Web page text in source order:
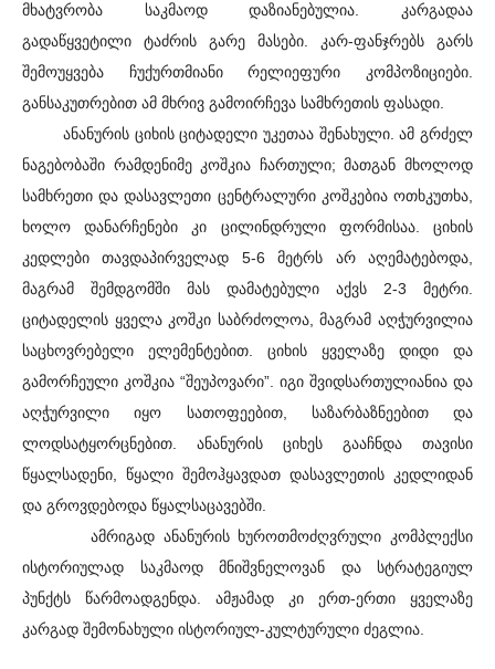
მხატვრობა საკმაოდ დაზიანებულია. კარგადაა
გადაწყვეტილი ტაძრის გარე მასები. კარ-ფანჯრებს გარს
შემოუყვება ჩუქურთმიანი რელიეფური კომპოზიციები.
განსაკუთრებით ამ მხრივ გამოირჩევა სამხრეთის ფასადი.
ანანურის ციხის ციტადელი უკეთაა შენახული. ამ გრძელ
ნაგებობაში რამდენიმე კოშკია ჩართული; მათგან მხოლოდ
სამხრეთი და დასავლეთი ცენტრალური კოშკებია ოთხკუთხა,
ხოლო დანარჩენები კი ცილინდრული ფორმისაა. ციხის
კედლები თავდაპირველად 5-6 მეტრს არ აღემატებოდა,
მაგრამ შემდგომში მას დამატებული აქვს 2-3 მეტრი.
ციტადელის ყველა კოშკი საბრძოლოა, მაგრამ აღჭურვილია
საცხოვრებელი ელემენტებით. ციხის ყველაზე დიდი და
გამორჩეული კოშკია “შეუპოვარი”. იგი შვიდსართულიანია და
აღჭურვილი იყო სათოფეებით, საზარბაზნეებით და
ლოდსატყორცნებით. ანანურის ციხეს გააჩნდა თავისი
წყალსადენი, წყალი შემოჰყავდათ დასავლეთის კედლიდან
და გროვდებოდა წყალსაცავებში.
ამრიგად ანანურის ხუროთმოძღვრული კომპლექსი
ისტორიულად საკმაოდ მნიშვნელოვან და სტრატეგიულ
პუნქტს წარმოადგენდა. ამჟამად კი ერთ-ერთი ყველაზე
კარგად შემონახული ისტორიულ-კულტურული ძეგლია.